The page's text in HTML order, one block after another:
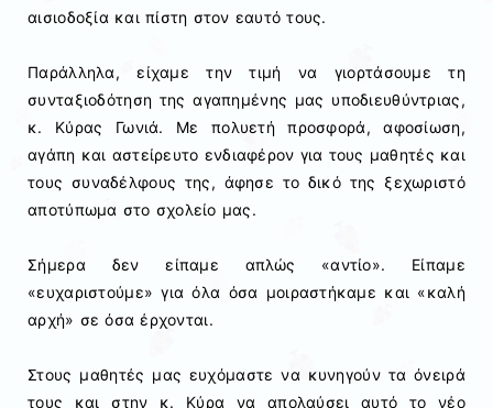
αισιοδοξία και πίστη στον εαυτό τους.
Παράλληλα, είχαμε την τιμή να γιορτάσουμε τη
συνταξιοδότηση της αγαπημένης μας υποδιευθύντριας,
κ. Κύρας Γωνιά. Με πολυετή προσφορά, αφοσίωση,
αγάπη και αστείρευτο ενδιαφέρον για τους μαθητές και
τους συναδέλφους της, άφησε το δικό της ξεχωριστό
αποτύπωμα στο σχολείο μας.
Σήμερα δεν είπαμε απλώς «αντίο». Είπαμε
«ευχαριστούμε» για όλα όσα μοιραστήκαμε και «καλή
αρχή» σε όσα έρχονται.
Στους μαθητές μας ευχόμαστε να κυνηγούν τα όνειρά
τους και στην κ. Κύρα να απολαύσει αυτό το νέο